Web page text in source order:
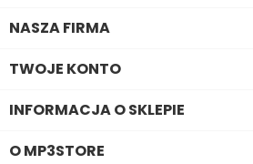
NASZA FIRMA
TWOJE KONTO
INFORMACJA O SKLEPIE
O MP3STORE